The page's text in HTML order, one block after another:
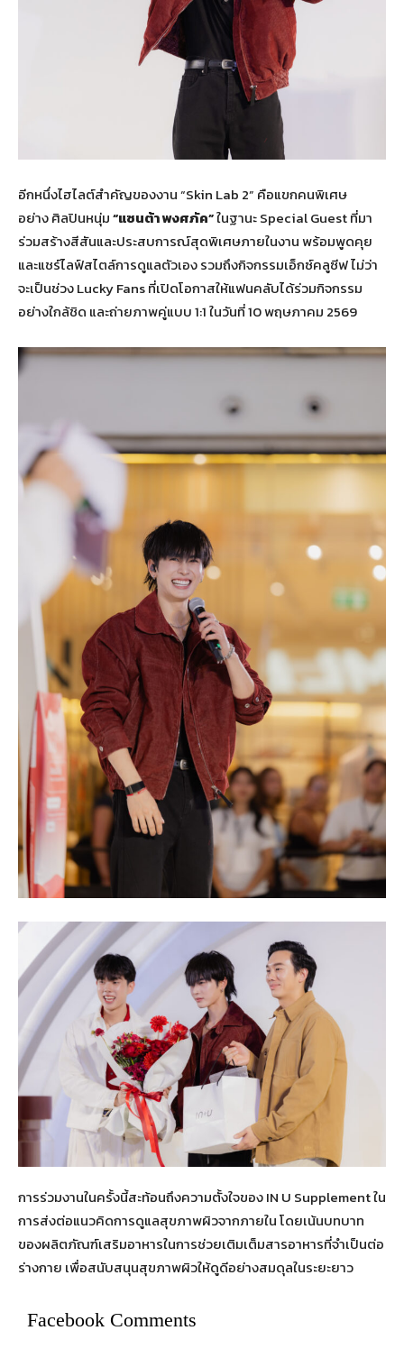
อีกหนึ่งไฮไลต์สำคัญของงาน “Skin Lab 2” คือแขกคนพิเศษ
อย่าง ศิลปินหนุ่ม“แซนต้า พงศภัค”ในฐานะ Special Guest ที่มา
ร่วมสร้างสีสันและประสบการณ์สุดพิเศษภายในงาน พร้อมพูดคุย
และแชร์ไลฟ์สไตล์การดูแลตัวเอง รวมถึงกิจกรรมเอ็กซ์คลูซีฟ ไม่ว่า
จะเป็นช่วง Lucky Fans ที่เปิดโอกาสให้แฟนคลับได้ร่วมกิจกรรม
อย่างใกล้ชิด และถ่ายภาพคู่แบบ 1:1 ในวันที่ 10 พฤษภาคม 2569
การร่วมงานในครั้งนี้สะท้อนถึงความตั้งใจของ IN U Supplement ใน
การส่งต่อแนวคิดการดูแลสุขภาพผิวจากภายใน โดยเน้นบทบาท
ของผลิตภัณฑ์เสริมอาหารในการช่วยเติมเต็มสารอาหารที่จำเป็นต่อ
ร่างกาย เพื่อสนับสนุนสุขภาพผิวให้ดูดีอย่างสมดุลในระยะยาว
Facebook Comments